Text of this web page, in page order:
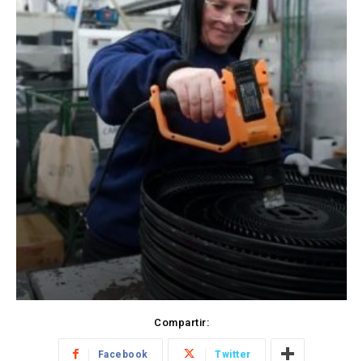
Compartir:
Facebook Twitter